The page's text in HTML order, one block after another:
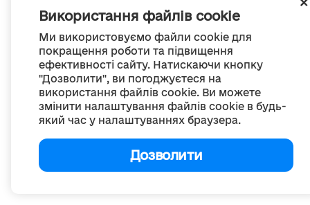
Використання файлів cookie
Ми використовуємо файли cookie для
покращення роботи та підвищення
ефективності сайту. Натискаючи кнопку
"Дозволити", ви погоджуєтеся на
використання файлів cookie. Ви можете
змінити налаштування файлів cookie в будь-
який час у налаштуваннях браузера.
Дозволити
Весь контент доступний за ліцензією
Creative Commons Attribution 4.0 International license,
якщо не зазначено інше